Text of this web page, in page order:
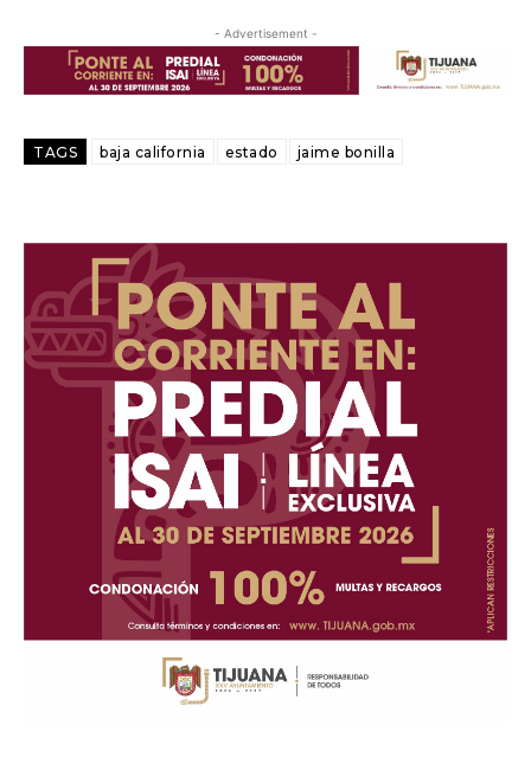
- Advertisement -
TAGS baja california estado jaime bonilla